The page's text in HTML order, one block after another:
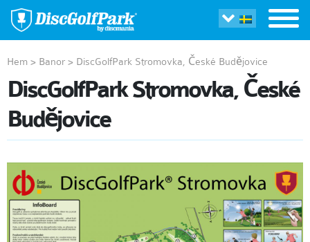
Hem > Banor > DiscGolfPark Stromovka, České Budějovice
DiscGolfPark Stromovka, České
Budějovice